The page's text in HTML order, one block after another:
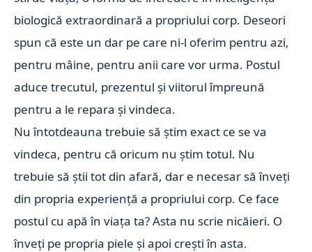
biologică extraordinară a propriului corp. Deseori
spun că este un dar pe care ni-l oferim pentru azi,
pentru mâine, pentru anii care vor urma. Postul
aduce trecutul, prezentul și viitorul împreună
pentru a le repara și vindeca.
Nu întotdeauna trebuie să știm exact ce se va
vindeca, pentru că oricum nu știm totul. Nu
trebuie să știi tot din afară, dar e necesar să înveți
din propria experiență a propriului corp. Ce face
postul cu apă în viața ta? Asta nu scrie nicăieri. O
înveți pe propria piele și apoi crești în asta.